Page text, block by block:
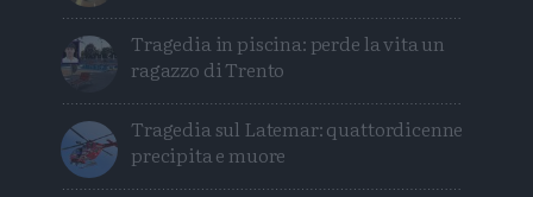
Tragedia in piscina: perde la vita un
ragazzo di Trento
Tragedia sul Latemar: quattordicenne
precipita e muore